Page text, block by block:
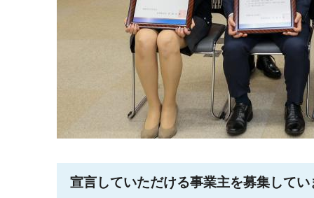
宣言していただける事業主を募集してい